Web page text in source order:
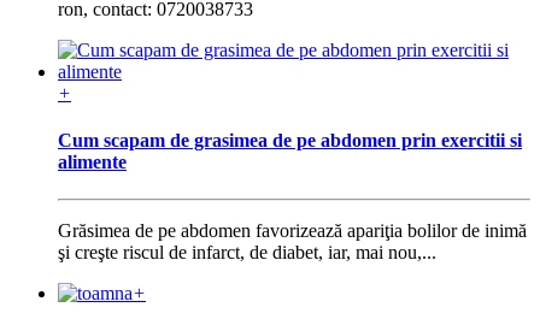
ron, contact: 0720038733
+
Cum scapam de grasimea de pe abdomen prin exercitii si
alimente
Grăsimea de pe abdomen favorizează apariţia bolilor de inimă
şi creşte riscul de infarct, de diabet, iar, mai nou,...
+